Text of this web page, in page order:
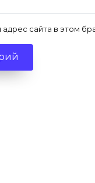
сайта в этом